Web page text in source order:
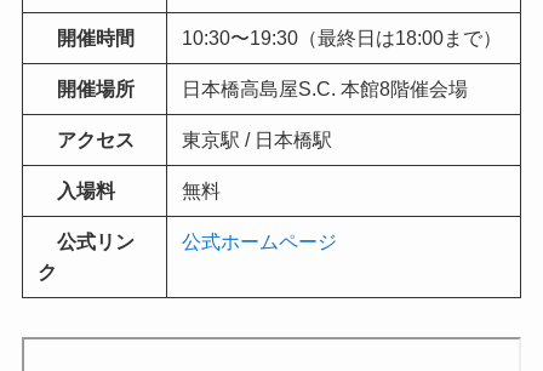
開催時間 10:30〜19:30（最終日は18:00まで）
開催場所 日本橋高島屋S.C. 本館8階催会場
アクセス 東京駅 / 日本橋駅
入場料 無料
公式リン
ク
公式ホームページ